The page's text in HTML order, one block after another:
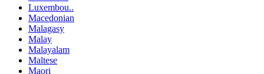
Luxembou..
Macedonian
Malagasy
Malay
Malayalam
Maltese
Maori